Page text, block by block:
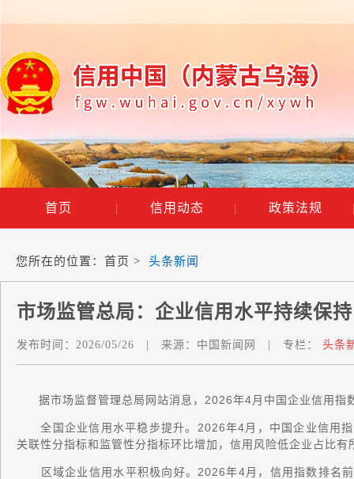
首页 | 信用动态 | 政策法规
您所在的位置： 首页 > 头条新闻
市场监管总局：企业信用水平持续保
发布时间： 2026/05/26 来源： 中国新闻网 专栏： 头条
据市场监督管理总局网站消息，2026年4月中国企业信用
全国企业信用水平稳步提升。2026年4月，中国企业信用
关联性分指标和监管性分指标环比增加，信用风险低企业占比
区域企业信用水平积极向好。2026年4月，信用指数排名